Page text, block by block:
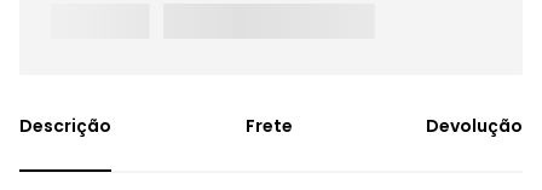
Frete Devolução